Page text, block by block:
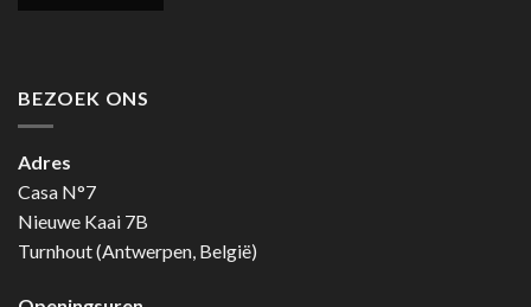
BEZOEK ONS
Adres
Casa N°7
Nieuwe Kaai 7B
Turnhout (Antwerpen, België)